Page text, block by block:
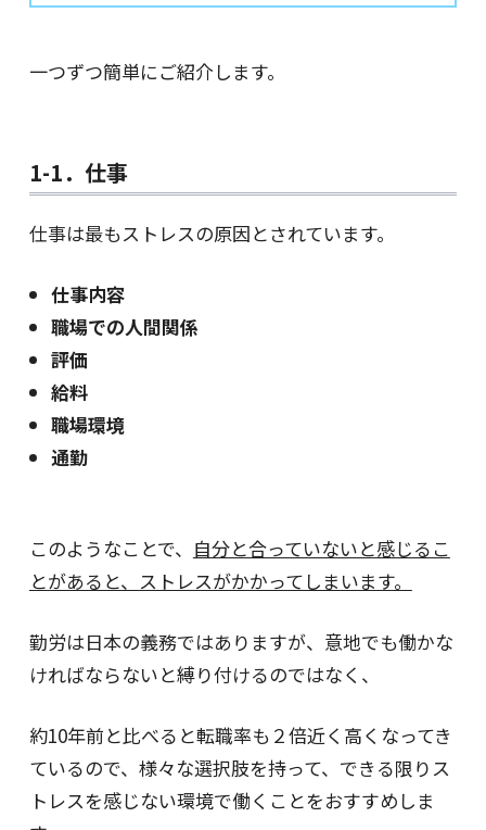
一つずつ簡単にご紹介します。
1-1．仕事
仕事は最もストレスの原因とされています。
仕事内容
職場での人間関係
評価
給料
職場環境
通勤
このようなことで、 自分と合っていないと感じるこ
とがあると、ストレスがかかってしまいます。
勤労は日本の義務ではありますが、意地でも働かな
ければならないと縛り付けるのではなく、
約10年前と比べると転職率も２倍近く高くなってき
ているので、様々な選択肢を持って、できる限りス
トレスを感じない環境で働くことをおすすめしま